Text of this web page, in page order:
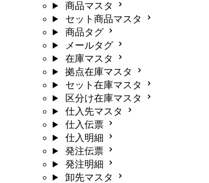
商品マスタ
セット商品マスタ
商品タグ
メールタグ
在庫マスタ
拠点在庫マスタ
セット在庫マスタ
区分け在庫マスタ
仕入先マスタ
仕入伝票
仕入明細
発注伝票
発注明細
卸先マスタ